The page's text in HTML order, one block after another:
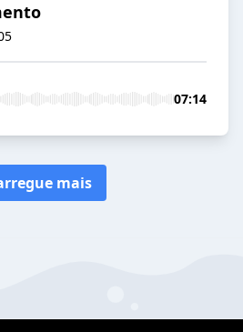
07:14
mais